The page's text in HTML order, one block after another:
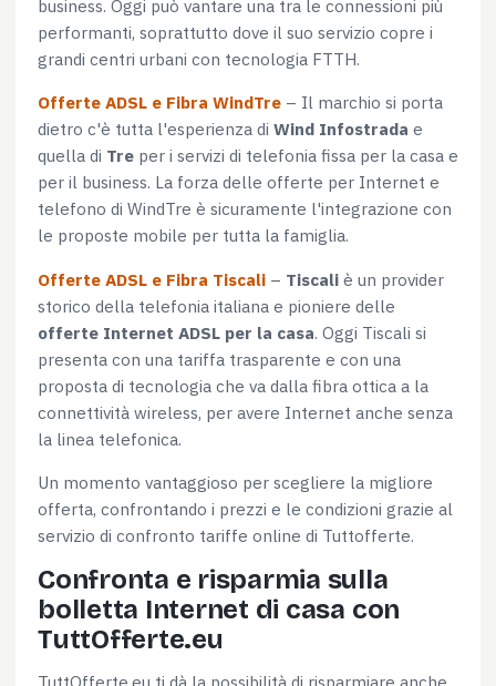
business. Oggi può vantare una tra le connessioni più
performanti, soprattutto dove il suo servizio copre i
grandi centri urbani con tecnologia FTTH.
Offerte ADSL e Fibra WindTre – Il marchio si porta
dietro c'è tutta l'esperienza di Wind Infostrada e
quella di Tre per i servizi di telefonia fissa per la casa e
per il business. La forza delle offerte per Internet e
telefono di WindTre è sicuramente l'integrazione con
le proposte mobile per tutta la famiglia.
Offerte ADSL e Fibra Tiscali – Tiscali è un provider
storico della telefonia italiana e pioniere delle
offerte Internet ADSL per la casa. Oggi Tiscali si
presenta con una tariffa trasparente e con una
proposta di tecnologia che va dalla fibra ottica a la
connettività wireless, per avere Internet anche senza
la linea telefonica.
Un momento vantaggioso per scegliere la migliore
offerta, confrontando i prezzi e le condizioni grazie al
servizio di confronto tariffe online di Tuttofferte.
Confronta e risparmia sulla
bolletta Internet di casa con
TuttOfferte.eu
TuttOfferte.eu ti dà la possibilità di risparmiare anche